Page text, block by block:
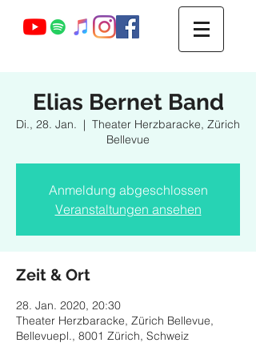
Webmaster Login
Elias Bernet Band
Di., 28. Jan.
  |
Theater Herzbaracke, Zürich
Bellevue
Anmeldung abgeschlossen
Veranstaltungen ansehen
Zeit & Ort
28. Jan. 2020, 20:30
Theater Herzbaracke, Zürich Bellevue,
Bellevuepl., 8001 Zürich, Schweiz